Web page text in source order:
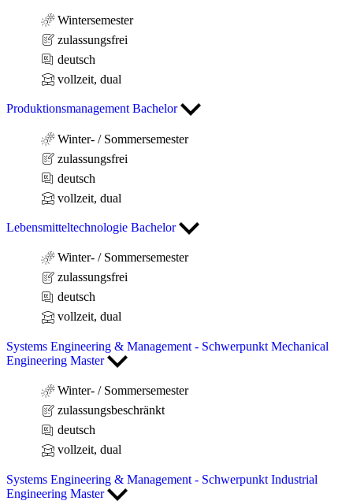
Wintersemester
zulassungsfrei
deutsch
vollzeit, dual
Produktionsmanagement Bachelor
Winter- / Sommersemester
zulassungsfrei
deutsch
vollzeit, dual
Lebensmitteltechnologie Bachelor
Winter- / Sommersemester
zulassungsfrei
deutsch
vollzeit, dual
Systems Engineering & Management - Schwerpunkt Mechanical
Engineering Master
Winter- / Sommersemester
zulassungsbeschränkt
deutsch
vollzeit, dual
Systems Engineering & Management - Schwerpunkt Industrial
Engineering Master